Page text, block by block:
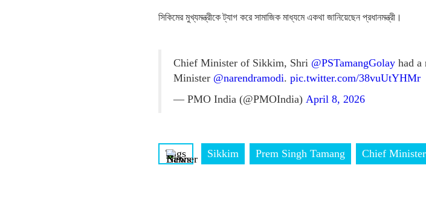
সিকিমের মুখ্যমন্ত্রীকে ট্যাগ করে সামাজিক মাধ্যমে একথা জানিয়েছেন প্রধানমন্ত্রী।
Chief Minister of Sikkim, Shri @PSTamangGolay had a
Minister @narendramodi. pic.twitter.com/38vuUtYHMr
— PMO India (@PMOIndia) April 8, 2026
Tags Sikkim Prem Singh Tamang Chief Minister